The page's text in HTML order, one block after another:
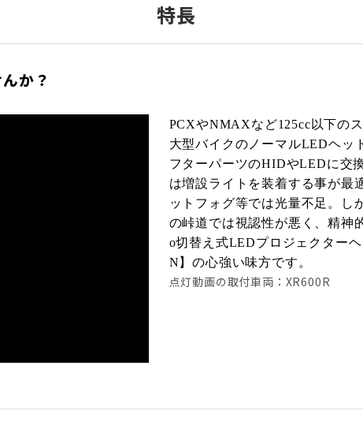
特長
か？
PCXやNMAXなど125cc以下の
大型バイクのノーマルLEDヘッ
フターパーツのHIDやLEDに交
は増設ライトを装着する事が最
ットフォグ等では光量不足。し
の峠道では視認性が悪く、精神
o切替え式LEDプロジェクター
N】の心強い味方です。
点灯動画の取付車両：XR600R